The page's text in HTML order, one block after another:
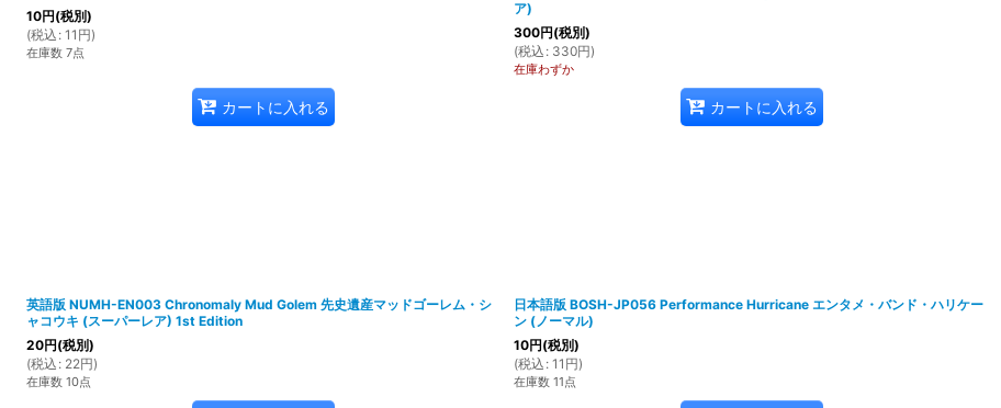
10円(税別)
(税込 : 11 円)
在庫数 7点
カートに入れる
ア)
300円(税別)
(税込 : 330円)
在庫わずか
カートに入れる
英語版 NUMH-EN003 Chronomaly Mud Golem 先史遺産マッドゴーレム・シ
ャコウキ (スーパーレア) 1st Edition
20円(税別)
(税込 : 22円)
在庫数 10点
日本語版 BOSH-JP056 Performance Hurricane エンタメ・バンド・ハリケー
ン (ノーマル)
10円(税別)
(税込 : 11 円)
在庫数 11点